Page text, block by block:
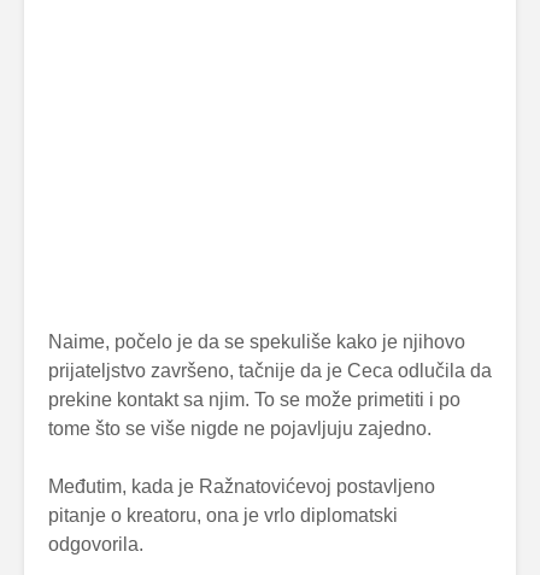
Naime, počelo je da se spekuliše kako je njihovo
prijateljstvo završeno, tačnije da je Ceca odlučila da
prekine kontakt sa njim. To se može primetiti i po
tome što se više nigde ne pojavljuju zajedno.
Međutim, kada je Ražnatovićevoj postavljeno
pitanje o kreatoru, ona je vrlo diplomatski
odgovorila.